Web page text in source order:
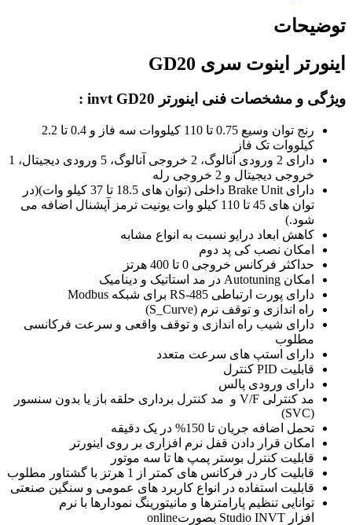
توضیحات
اینورتر اینوت سری GD20
ویژگی و مشخصات فنی اینورتر invt GD20 :
رنج توان وسیع 0.75 تا 110
سه فاز و 0.4 تا 2.2
کیلووات تک فاز
دارای 2 ورودی آنالوگ، 2 خروجی آنالوگ، 5 ورودی دیجیتال، 1
خروجی دیجیتال و 2 خروجی رله
دارای Brake Unit داخلی (توان های 18.5 تا 37 کیلو وات)(در
توان های 45 تا 110 کیلو وات یونیت ترمز آپشنال اضافه می
شود.)
کاهش ابعاد درایو نسبت به انواع مشابه
امکان نصب کی پد دوم
حداکثر فرکانس خروجی 0 تا 400 هرتز
امکان Autotuning در مد استاتیک و دینامیک
دارای پورت ارتباطی RS-485 برای شبکه Modbus
راه اندازی و توقف نرم (S_Curve
)
دارای شیب راه اندازی و توقف واقعی و سرعت فرکانسی
مطلوب
دارای استپ های سرعت متعدد
قابلیت PID کنترل
دارای ورودی پالس
مد کنترلی V/F و مد کنترل برداری حلقه باز یا بدون سنسور
(SVC)
تحمل اضافه جریان تا 150% در یک دقیقه
امکان قرار دادن قفل نرم افزاری بر روی اینورتر
قابلیت کنترل بوستر پمپ ها تا سه موتور
قابلیت کار در فرکانس های کمتر از 1 هرتز با گشتاور مطلوب
قابلیت استفاده در انواع کاربرد های عمومی و سنگین صنعتی
توانایی تنظیم پارامترها و مانیتورینگ نمودارها با نرم
افزار Studio INVT بصورتonline